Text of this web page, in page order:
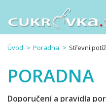
Úvod Poradna Střevní
PORADNA
Doporučení a pravidla